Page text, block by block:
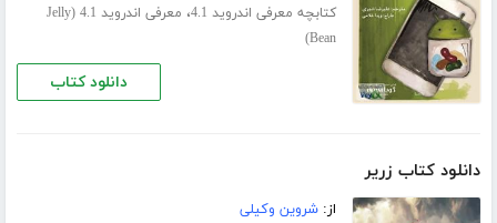
کتابچه معرفی اندروید 4.1 ،
معرفی اندروید 4.1 (Jelly
Bean)
دانلود کتاب
دانلود کتاب زریر
از:شروین وکیلی